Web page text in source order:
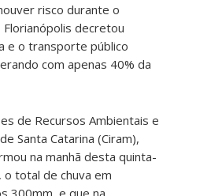
risco durante o
decretou
e o transporte público
com apenas 40% da
de Recursos Ambientais e
Santa Catarina (Ciram),
na manhã desta quinta-
total de chuva em
300mm, e que na